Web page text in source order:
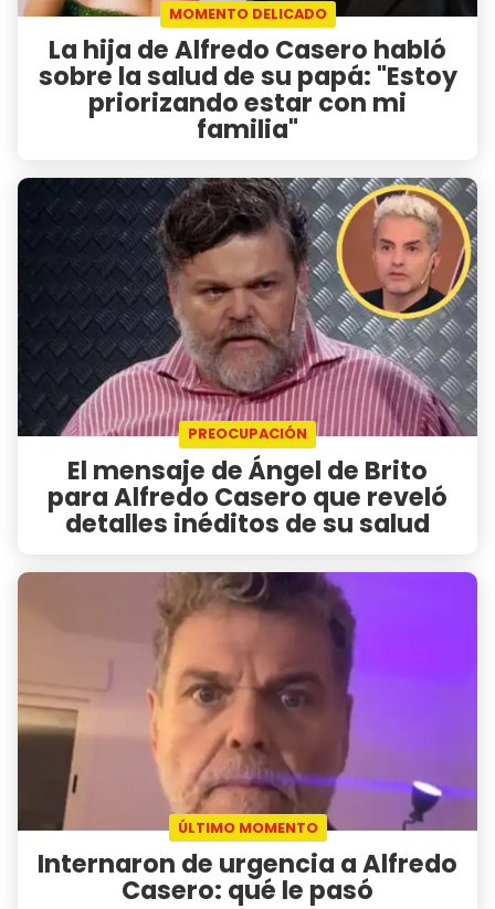
MOMENTO DELICADO
La hija de Alfredo Casero habló
sobre la salud de su papá: "Estoy
priorizando estar con mi
familia"
PREOCUPACIÓN
El mensaje de Ángel de Brito
para Alfredo Casero que reveló
detalles inéditos de su salud
ÚLTIMO MOMENTO
Internaron de urgencia a Alfredo
Casero: qué le pasó